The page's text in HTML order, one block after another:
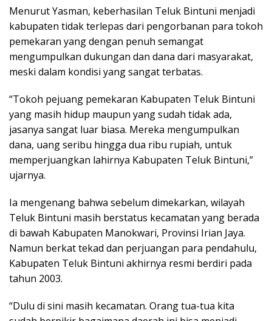
Menurut Yasman, keberhasilan Teluk Bintuni menjadi
kabupaten tidak terlepas dari pengorbanan para tokoh
pemekaran yang dengan penuh semangat
mengumpulkan dukungan dan dana dari masyarakat,
meski dalam kondisi yang sangat terbatas.
“Tokoh pejuang pemekaran Kabupaten Teluk Bintuni
yang masih hidup maupun yang sudah tidak ada,
jasanya sangat luar biasa. Mereka mengumpulkan
dana, uang seribu hingga dua ribu rupiah, untuk
memperjuangkan lahirnya Kabupaten Teluk Bintuni,”
ujarnya.
Ia mengenang bahwa sebelum dimekarkan, wilayah
Teluk Bintuni masih berstatus kecamatan yang berada
di bawah Kabupaten Manokwari, Provinsi Irian Jaya.
Namun berkat tekad dan perjuangan para pendahulu,
Kabupaten Teluk Bintuni akhirnya resmi berdiri pada
tahun 2003.
“Dulu di sini masih kecamatan. Orang tua-tua kita